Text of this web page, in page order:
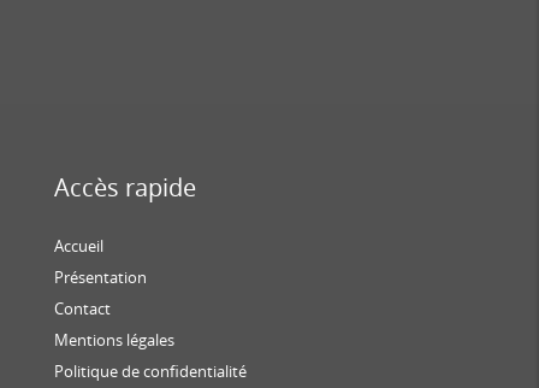
Accès rapide
Accueil
Présentation
Contact
Mentions légales
Politique de confidentialité